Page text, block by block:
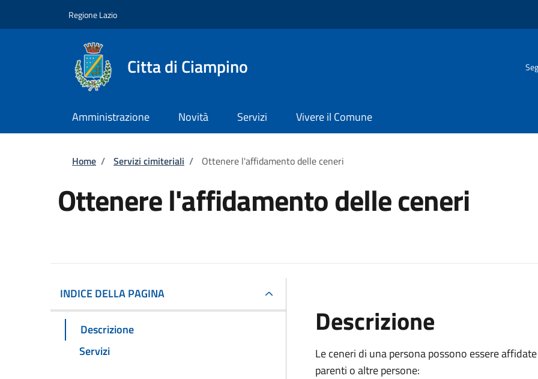
Regione Lazio
Citta di Ciampino
Amministrazione Novità Servizi Vivere il Comune
Briciole di pane
Home / Servizi cimiteriali / Ottenere l'affidamento delle ceneri
Ottenere l'affidamento delle ceneri
INDICE DELLA PAGINA
Descrizione
Servizi
Descrizione
Le ceneri di una persona possono essere
parenti o altre persone: